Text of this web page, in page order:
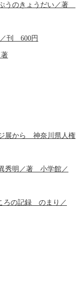
のきょうだい／著
刊 600円
展から 神奈川県人権
秀明／著 小学館／
ろの記録 のまり／